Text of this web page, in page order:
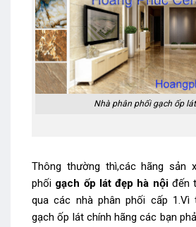
Nhà phân phối gạch ốp
Thông thường thì,các hãng sản
phối gạch ốp lát đẹp hà nộiđến
qua các nhà phân phối cấp
gạch ốp lát chính hãng các bạn